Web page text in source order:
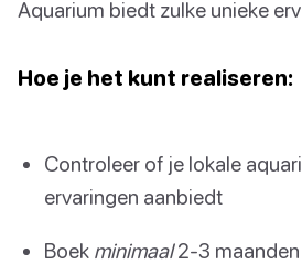
Aquarium biedt zulke unieke
Hoe je het kunt realiseren:
Controleer of je lokale
ervaringen aanbiedt
Boek minimaal2-3 maanden